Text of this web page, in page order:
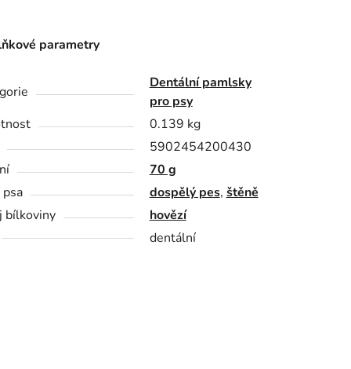
parametry
Dentální pamlsky
pro psy
0.139 kg
5902454200430
70 g
dospělý pes, štěně
bílkoviny
hovězí
dentální